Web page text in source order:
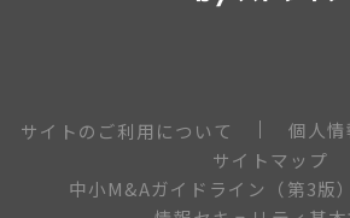
サイトのご利用について
個人
サイトマップ
中小M&Aガイドライン（第3版